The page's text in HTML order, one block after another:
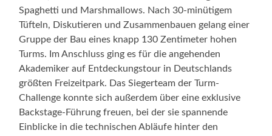
Spaghetti und Marshmallows. Nach 30-minütigem
Tüfteln, Diskutieren und Zusammenbauen gelang einer
Gruppe der Bau eines knapp 130 Zentimeter hohen
Turms. Im Anschluss ging es für die angehenden
Akademiker auf Entdeckungstour in Deutschlands
größten Freizeitpark. Das Siegerteam der Turm-
Challenge konnte sich außerdem über eine exklusive
Backstage-Führung freuen, bei der sie spannende
Einblicke in die technischen Abläufe hinter den